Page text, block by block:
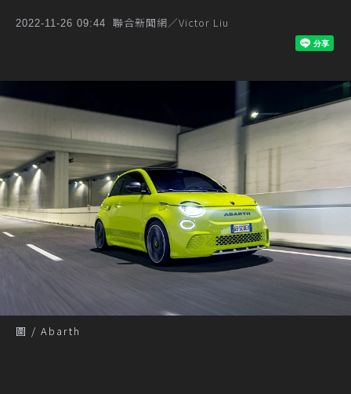
2022-11-26 09:44 聯合新聞網／Victor Liu
圖 / Abarth